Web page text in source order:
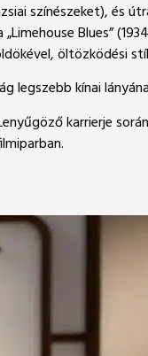
színészeket), és
Blues”
öltözködési
legszebb kínai
karrierje